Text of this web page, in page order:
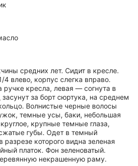
средних лет. Сидит в кресле.
4 влево, корпус слегка вправо.
ручке кресла, левая — согнута в
за борт сюртука, на среднем
Волнистые черные волосы
темные усы, баки, небольшая
крупные темные глаза,
губы. Одет в темный
разрезе которого видна зеленая
платок. Фон зеленоватый.
некрашенную раму.